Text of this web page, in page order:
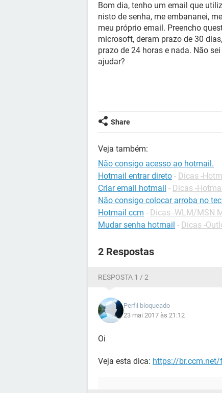
Bom dia, tenho um email que
nisto de senha, me embananei,
meu próprio email. Preencho
microsoft, deram prazo de 30
prazo de 24 horas e nada. Não
ajudar?
Share
Veja também:
Não consigo acesso ao hotmail.
Hotmail entrar direto - Dicas -
Criar email hotmail - Dicas -
Não consigo colocar arroba no
Hotmail ccm - Dicas -WLM/MSN
Mudar senha hotmail - Dicas -
2 Respostas
RESPOSTA 1 / 2
Perfil bloqueado
23 mai 2017 às 21:12
Oi
Veja esta dica: https://br.ccm.net/